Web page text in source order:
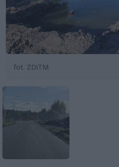
fot. ZDiTM